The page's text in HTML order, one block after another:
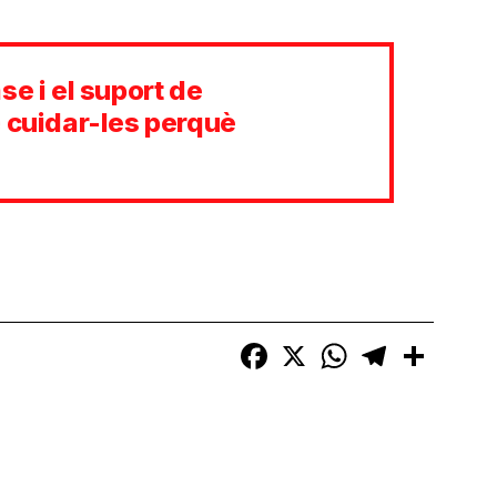
i el suport de
cuidar-les perquè
Facebook
X WhatsAppTelegram